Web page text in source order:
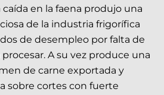
en la faena produjo una
de la industria frigorífica
de desempleo por falta de
A su vez produce una
de carne exportada y
sobre cortes con fuerte